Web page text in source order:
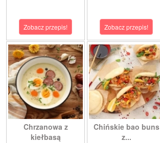
Zobacz przepis! Zobacz przepis!
Chrzanowa z
kiełbasą
Chińskie bao buns
z...